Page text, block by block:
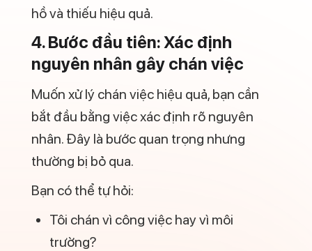
hồ và thiếu hiệu quả.
4. Bước đầu tiên: Xác định
nguyên nhân gây chán việc
Muốn xử lý chán việc hiệu quả, bạn cần
bắt đầu bằng việc xác định rõ nguyên
nhân. Đây là bước quan trọng nhưng
thường bị bỏ qua.
Bạn có thể tự hỏi:
Tôi chán vì công việc hay vì môi
trường?